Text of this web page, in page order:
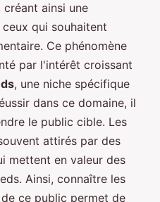
ainsi une
qui souhaitent
Ce phénomène
par l'intérêt croissant
, une niche spécifique
dans ce domaine, il
le public cible. Les
attirés par des
mettent en valeur des
Ainsi, connaître les
ce public permet de